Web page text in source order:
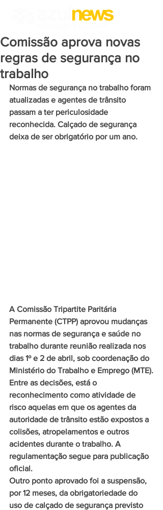
Comissão aprova novas
regras de segurança no
trabalho
Normas de segurança no trabalho foram
atualizadas e agentes de trânsito
passam a ter periculosidade
reconhecida. Calçado de segurança
deixa de ser obrigatório por um ano.
A Comissão Tripartite Paritária
Permanente (CTPP) aprovou mudanças
nas normas de segurança e saúde no
trabalho durante reunião realizada nos
dias 1º e 2 de abril, sob coordenação do
Ministério do Trabalho e Emprego (MTE).
Entre as decisões, está o
reconhecimento como atividade de
risco aquelas em que os agentes da
autoridade de trânsito estão expostos a
colisões, atropelamentos e outros
acidentes durante o trabalho. A
regulamentação segue para publicação
oficial.
Outro ponto aprovado foi a suspensão,
por 12 meses, da obrigatoriedade do
uso de calçado de segurança previsto